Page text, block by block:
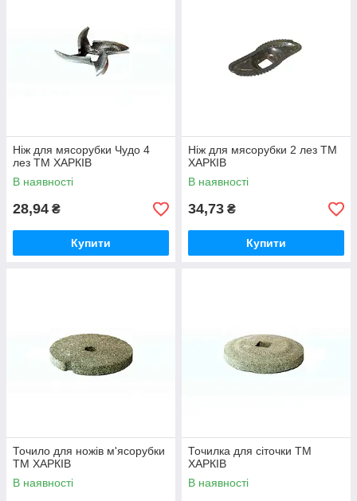
Ніж для мясорубки Чудо 4
лез ТМ ХАРКІВ
В наявності
28,94 ₴
Купити
Ніж для мясорубки 2 лез ТМ
ХАРКІВ
В наявності
34,73 ₴
Купити
Точило для ножів м'ясорубки
ТМ ХАРКІВ
В наявності
Точилка для сіточки ТМ
ХАРКІВ
В наявності